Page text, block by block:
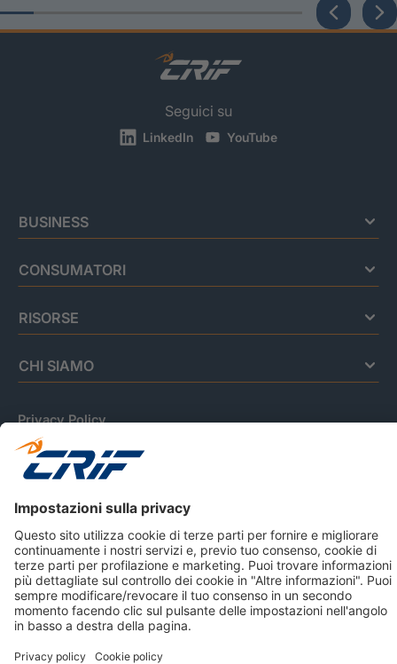
Seguici su
LinkedIn YouTube
BUSINESS
CONSUMATORI
RISORSE
CHI SIAMO
Privacy Policy
Cookie Policy
Informativa Dati Personali
CRIF Business Ethics
Informativa Privacy Relativa Al Sistema Di Informazioni
Creditizie
© 2026 CRIF S.p.A. Tutti i diritti riservati.
sottoscritto € 51.941.235,00 di cui versato € 51.806.190,00 |